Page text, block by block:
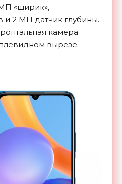
«ширик»,
и 2 МП датчик глубины.
камера
вырезе.